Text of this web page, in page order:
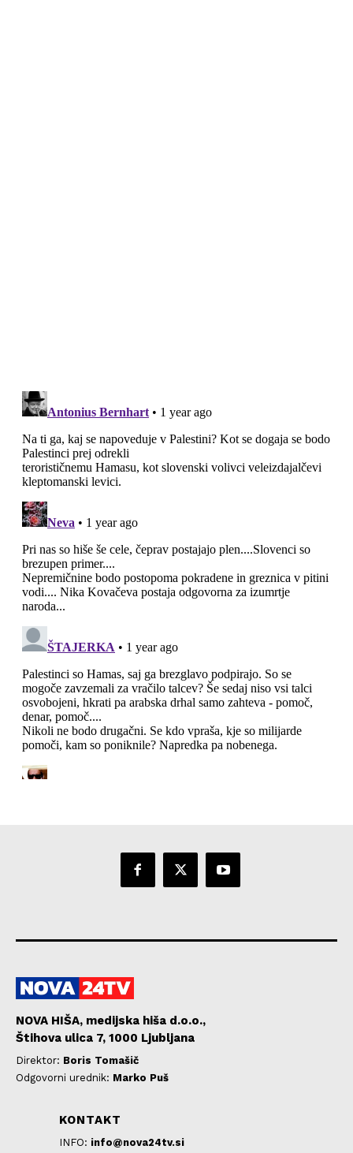
NOVA HIŠA, medijska hiša d.o.o.,
Štihova ulica 7, 1000 Ljubljana
Direktor: Boris Tomašič
Odgovorni urednik: Marko Puš
KONTAKT
INFO: info@nova24tv.si